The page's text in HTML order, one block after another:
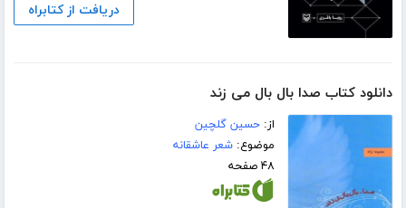
دریافت از کتابراه
دانلود کتاب صدا بال بال می زند
از:حسین گلچین
موضوع:شعر عاشقانه
۴۸ صفحه